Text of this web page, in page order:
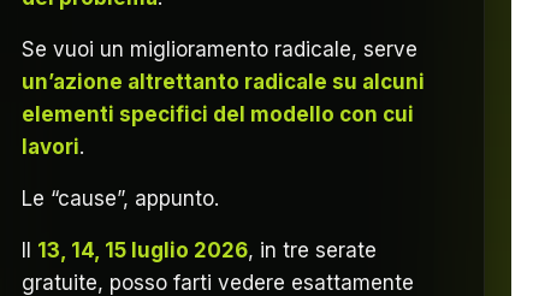
Se vuoi un miglioramento radicale, serve
un’azione altrettanto radicale su alcuni
elementi specifici del modello con cui
lavori.
Le “cause”, appunto.
13, 14, 15 luglio 2026, in tre serate
gratuite, posso farti vedere esattamente